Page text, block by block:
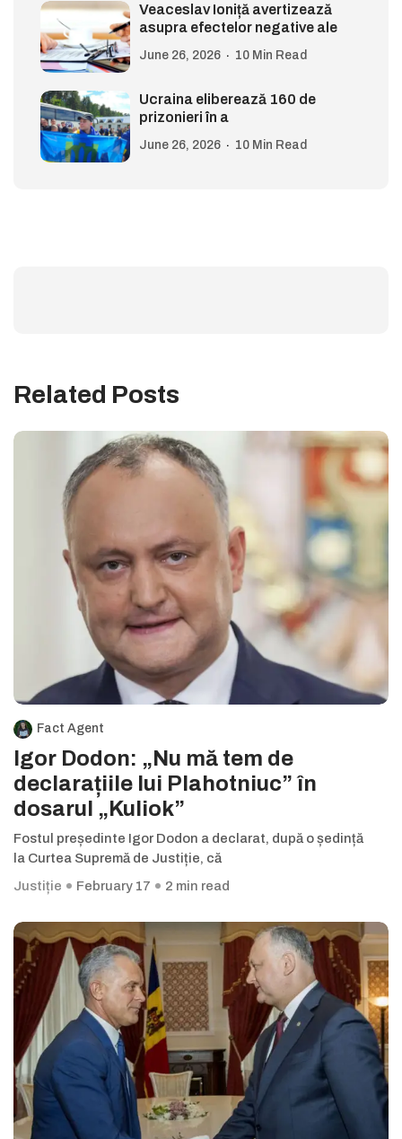
Veaceslav Ioniță avertizează
asupra efectelor negative ale
June 26, 2026 10 Min Read
Ucraina eliberează 160 de
prizonieri în a
June 26, 2026 10 Min Read
Related Posts
Fact Agent
Igor Dodon: „Nu mă tem de
declarațiile lui Plahotniuc” în
dosarul „Kuliok”
Fostul președinte Igor Dodon a declarat, după o ședință
la Curtea Supremă de Justiție, că
Justiție
February 17 2 min read